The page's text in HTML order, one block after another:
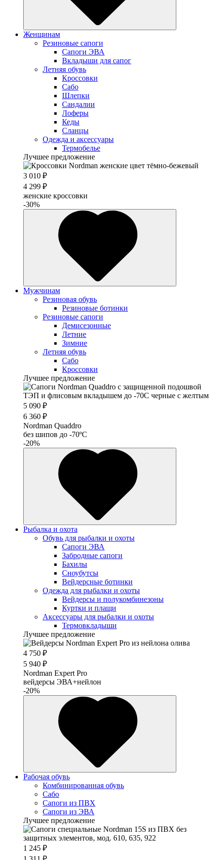
Женщинам
Резиновые сапоги
Cапоги ЭВА
Вкладыши для сапог
Летняя обувь
Кроссовки
Сабо
Шлепки
Сандалии
Лоферы
Кеды
Сланцы
Одежда и аксессуары
Термобелье
Лучшее предложение
3 010 ₽
4 299 ₽
женские кроссовки
-30%
Мужчинам
Резиновая обувь
Резиновые ботинки
Резиновые сапоги
Демисезонные
Летние
Зимние
Летняя обувь
Сабо
Кроссовки
Лучшее предложение
5 090 ₽
6 360 ₽
Nordman Quaddro
без шипов до -70ºС
-20%
Рыбалка и охота
Обувь для рыбалки и охоты
Сапоги ЭВА
Забродные сапоги
Бахилы
Сноубутсы
Вейдерсные ботинки
Одежда для рыбалки и охоты
Вейдерсы и полукомбинезоны
Куртки и плащи
Аксессуары для рыбалки и охоты
Термовкладыши
Лучшее предложение
4 750 ₽
5 940 ₽
Nordman Expert Pro
вейдерсы ЭВА+нейлон
-20%
Рабочая обувь
Комбинированная обувь
Сабо
Сапоги из ПВХ
Сапоги из ЭВА
Лучшее предложение
1 245 ₽